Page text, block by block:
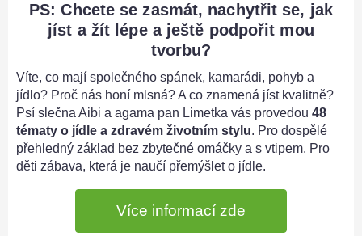
PS: Chcete se zasmát, nachytřit se, jak
jíst a žít lépe a ještě podpořit mou
tvorbu?
Víte, co mají společného spánek, kamarádi, pohyb a
jídlo? Proč nás honí mlsná? A co znamená jíst kvalitně?
Psí slečna Aibi a agama pan Limetka vás provedou 48
tématy o jídle a zdravém životním stylu. Pro dospělé
přehledný základ bez zbytečné omáčky a s vtipem. Pro
děti zábava, která je naučí přemýšlet o jídle.
Více informací zde